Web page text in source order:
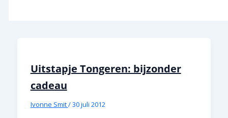
Uitstapje Tongeren: bijzonder
cadeau
Ivonne Smit/30 juli 2012